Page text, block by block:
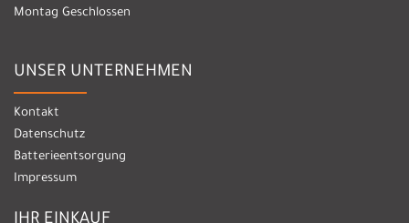
Montag Geschlossen
UNSER UNTERNEHMEN
Kontakt
Datenschutz
Batterieentsorgung
Impressum